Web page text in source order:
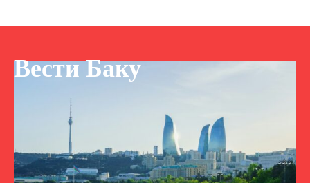
Вести Баку